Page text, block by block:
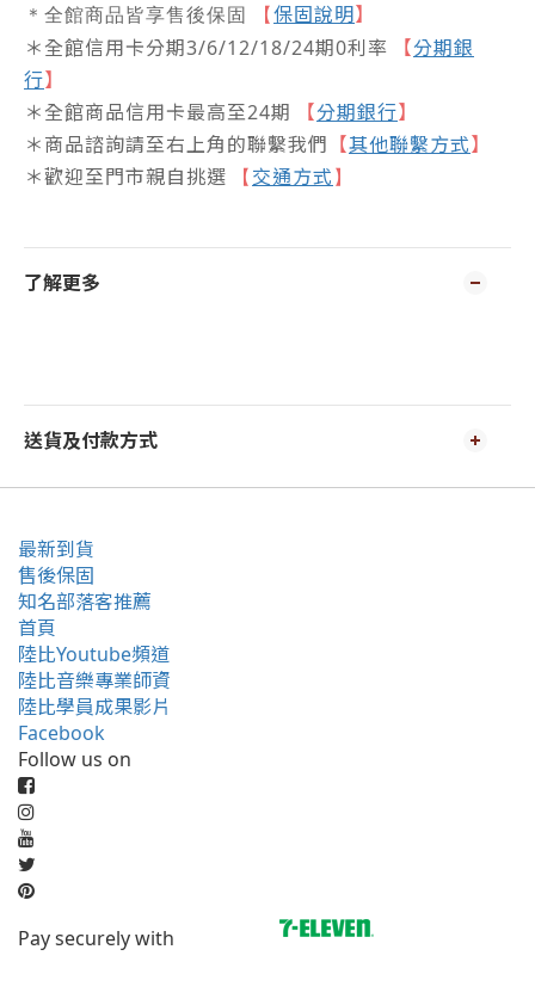
＊全館商品皆享售後保固 【 保固說明】
＊全館信用卡分期3/6/12/18/24期0利率
【分期銀
行】
＊全館商品信用卡最高至24期
【分期銀行】
＊商品諮詢請至右上角的聯繫我們 【其他聯繫方式】
＊歡迎至門市親自挑選
【 交通方式 】
了解更多
送貨及付款方式
最新到貨
售後保固
知名部落客推薦
首頁
陸比Youtube頻道
陸比音樂專業師資
陸比學員成果影片
Facebook
Follow us on
Pay securely with